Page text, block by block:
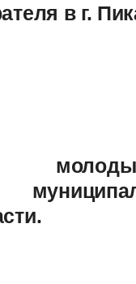
в г.